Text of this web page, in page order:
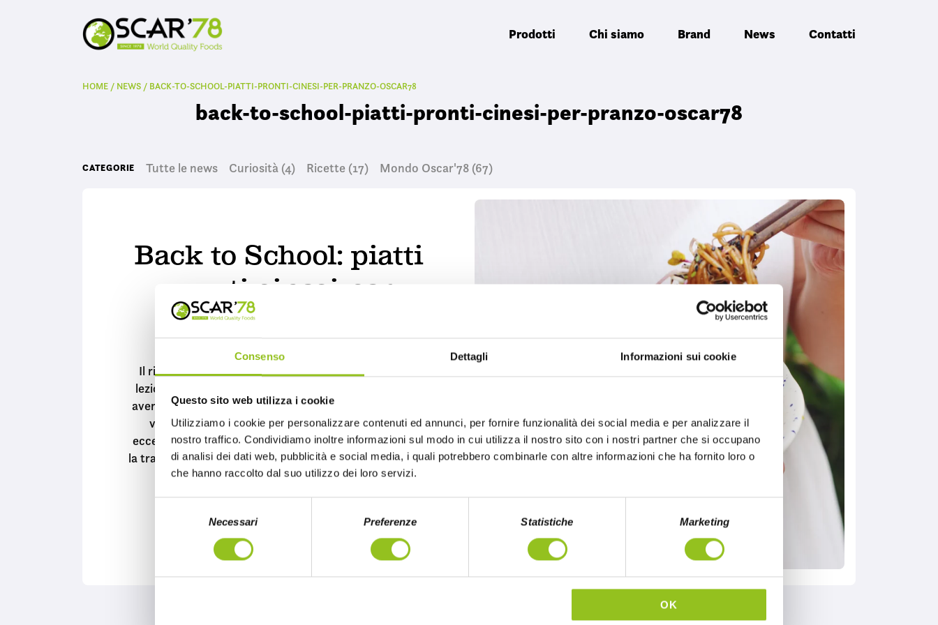
Consenso Dettagli Informazioni sui cookie
Questo sito web utilizza i cookie
Utilizziamo i cookie per personalizzare contenuti ed annunci, per fornire funzionalità dei social media e per analizzare il
nostro traffico. Condividiamo inoltre informazioni sul modo in cui utilizza il nostro sito con i nostri partner che si occupano
di analisi dei dati web, pubblicità e social media, i quali potrebbero combinarle con altre informazioni che ha fornito loro o
che hanno raccolto dal suo utilizzo dei loro servizi.
Necessari Preferenze Statistiche Marketing
OK
Prodotti Chi siamo Brand News Contatti
HOME / NEWS / BACK-TO-SCHOOL-PIATTI-PRONTI-CINESI-PER-PRANZO-OSCAR78
back-to-school-piatti-pronti-cinesi-per-pranzo-oscar78
CATEGORIE Tutte le news Curiosità (4) Ricette (17) Mondo Oscar'78 (67)
Back to School: piatti
pronti cinesi per
pranzo
Il ritorno a scuola segna la ripresa dei ritmi frenetici:
lezioni, lavoro, impegni quotidiani. In questo periodo,
avere a disposizione piatti pronti gustosi e veloci è una
vera salvezza. Grazie a Oscar ’78, distributore di
eccellenze alimentari dal mondo, puoi portare a tavola
la tradizione culinaria cinese con un’esplosione di sapori
autentici, pronti in pochi minuti.
CONTINUA A LEGGERE